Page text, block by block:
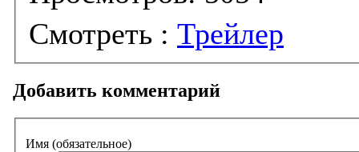
Смотреть : Трейлер
Добавить комментарий
Имя (обязательное)